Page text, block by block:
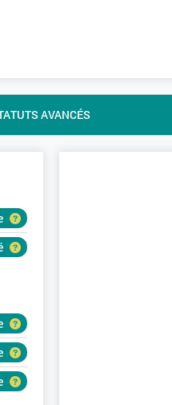
AVANCÉS